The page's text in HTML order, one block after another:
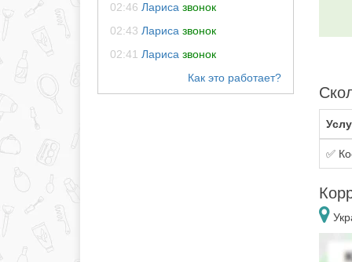
02:46 Лариса звонок
02:43 Лариса звонок
02:41 Лариса звонок
✅